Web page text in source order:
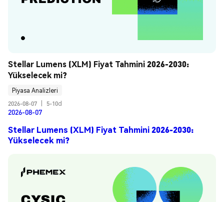
Stellar Lumens (XLM) Fiyat Tahmini 2026-2030:
Yükselecek mi?
Piyasa Analizleri
2026-08-07
5-10d
2026-08-07
Stellar Lumens (XLM) Fiyat Tahmini 2026-2030:
Yükselecek mi?